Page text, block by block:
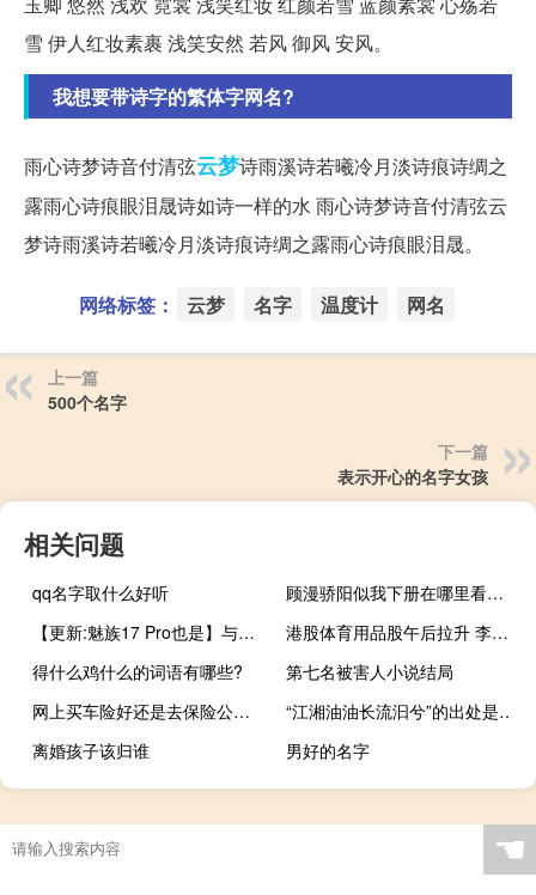
雪 伊人红妆素裹 浅笑安然 若风 御风 安风。
我想要带诗字的繁体字网名?
雨心诗梦诗音付清弦云梦诗雨溪诗若曦冷月淡诗痕诗绸之
露雨心诗痕眼泪晟诗如诗一样的水 雨心诗梦诗音付清弦云
梦诗雨溪诗若曦冷月淡诗痕诗绸之露雨心诗痕眼泪晟。
网络标签： 云梦 名字 温度计 网名
上一篇
500个名字
下一篇
表示开心的名字女孩
相关问题
qq名字取什么好听
顾漫骄阳似我下册在哪里看（顾漫骄阳似我下册）
【更新:魅族17 Pro也是】与骁龙865 SoC和8GB RAM一起出现在Geekbench上
港股体育用品股午后拉升 李宁涨超6%
得什么鸡什么的词语有哪些?
第七名被害人小说结局
网上买车险好还是去保险公司（网上买车险）
“江湘油油长流汩兮”的出处是哪里
离婚孩子该归谁
男好的名字
☚